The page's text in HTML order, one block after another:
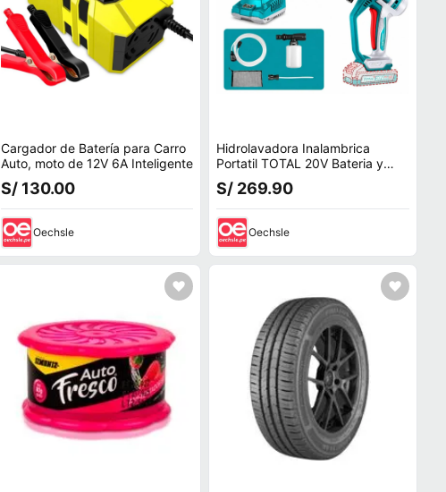
Cargador de Batería para Carro
Auto, moto de 12V 6A Inteligente
S/ 130.00
Oechsle
Hidrolavadora Inalambrica
Portatil TOTAL 20V Bateria y
Cargador TPWLI20362
S/ 269.90
Oechsle